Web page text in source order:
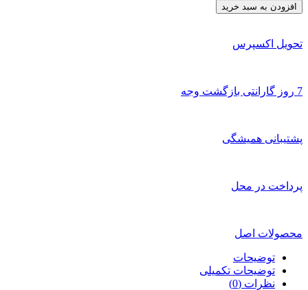
افزودن به سبد خرید
تحویل اکسپرس
7 روز گارانتی بازگشت وجه
پشتیبانی همیشگی
پرداخت در محل
محصولات اصل
توضیحات
توضیحات تکمیلی
نظرات (0)